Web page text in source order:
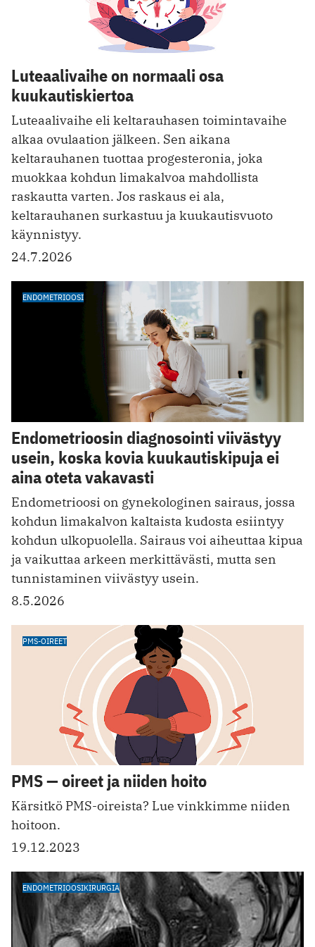
Luteaalivaihe on normaali osa
kuukautiskiertoa
Luteaalivaihe eli keltarauhasen toimintavaihe
alkaa ovulaation jälkeen. Sen aikana
keltarauhanen tuottaa progesteronia, joka
muokkaa kohdun limakalvoa mahdollista
raskautta varten. Jos raskaus ei ala,
keltarauhanen surkastuu ja kuukautisvuoto
käynnistyy.
24.7.2026
ENDOMETRIOOSI
Endometrioosin diagnosointi viivästyy
usein, koska kovia kuukautiskipuja ei
aina oteta vakavasti
Endometrioosi on gynekologinen sairaus, jossa
kohdun limakalvon kaltaista kudosta esiintyy
kohdun ulkopuolella. Sairaus voi aiheuttaa kipua
ja vaikuttaa arkeen merkittävästi, mutta sen
tunnistaminen viivästyy usein.
8.5.2026
PMS-OIREET
PMS — oireet ja niiden hoito
Kärsitkö PMS-oireista? Lue vinkkimme niiden
hoitoon.
19.12.2023
ENDOMETRIOOSIKIRURGIA